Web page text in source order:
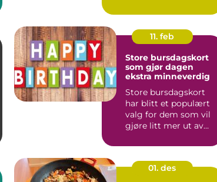
11. feb
Store bursdagskort
som gjør dagen
ekstra minneverdig
Store bursdagskort
har blitt et populært
valg for dem som vil
gjøre litt mer ut av
01. des